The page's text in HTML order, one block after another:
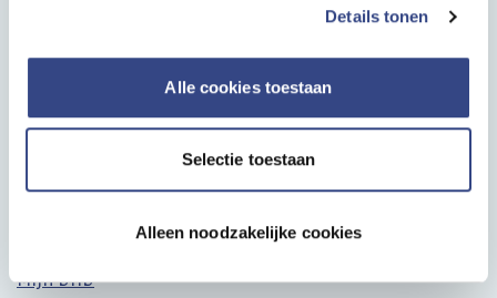
Details tonen
Alle cookies toestaan
Selectie toestaan
Alleen noodzakelijke cookies
030 799 61 65
Handige links
Toegang tot producten
Mijn DHD